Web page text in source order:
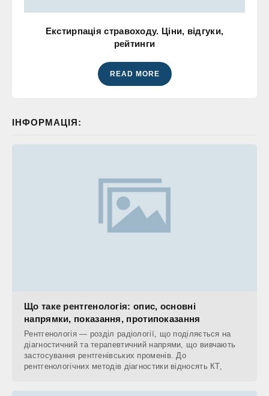
Екстирпація стравоходу. Ціни, відгуки,
рейтинги
READ MORE
ІНФОРМАЦІЯ:
Що таке рентгенологія: опис, основні
напрямки, показання, протипоказання
Рентгенологія — розділ радіології, що поділяється на
діагностичний та терапевтичний напрями, що вивчають
застосування рентгенівських променів. До
рентгенологічних методів діагностики відносять КТ,